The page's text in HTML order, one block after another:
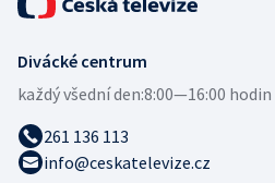
Divácké centrum
každý všední den:8:00—16:00 hodin
261 136 113
info@ceskatelevize.cz